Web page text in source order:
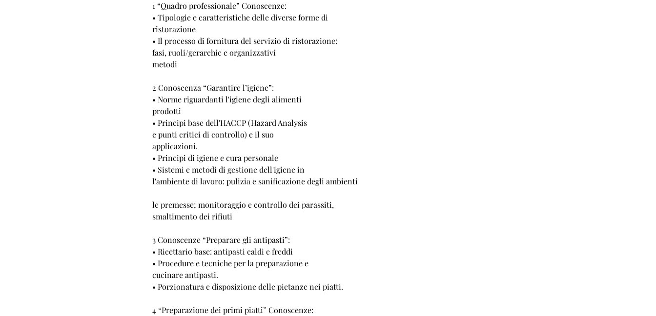
1 “Quadro professionale” Conoscenze:
• Tipologie e caratteristiche delle diverse forme di
ristorazione
• Il processo di fornitura del servizio di ristorazione:
fasi, ruoli/gerarchie e organizzativi
metodi
2 Conoscenza “Garantire l’igiene”:
• Norme riguardanti l'igiene degli alimenti
prodotti
• Principi base dell'HACCP (Hazard Analysis
e punti critici di controllo) e il suo
applicazioni.
• Principi di igiene e cura personale
• Sistemi e metodi di gestione dell'igiene in
l'ambiente di lavoro: pulizia e sanificazione degli ambienti
le premesse; monitoraggio e controllo dei parassiti,
smaltimento dei rifiuti
3 Conoscenze “Preparare gli antipasti”:
• Ricettario base: antipasti caldi e freddi
• Procedure e tecniche per la preparazione e
cucinare antipasti.
• Porzionatura e disposizione delle pietanze nei piatti.
4 “Preparazione dei primi piatti” Conoscenze: